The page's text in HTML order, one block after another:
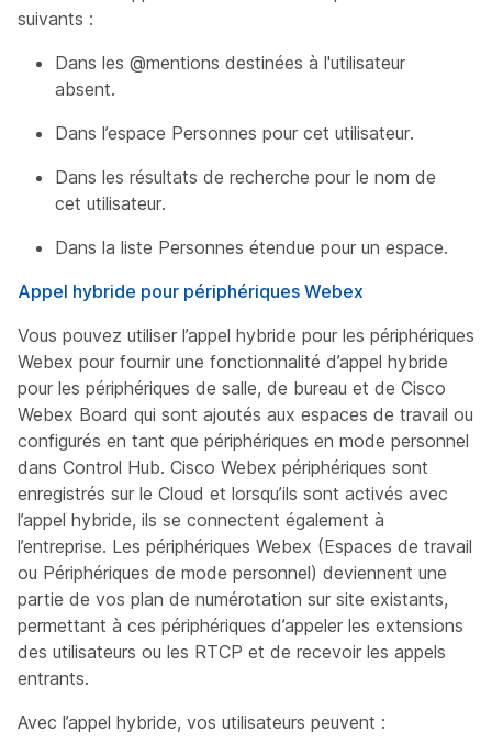
suivants :
Dans les @mentions destinées à l'utilisateur
absent.
Dans l’espace Personnes pour cet utilisateur.
Dans les résultats de recherche pour le nom de
cet utilisateur.
Dans la liste Personnes étendue pour un espace.
Appel hybride pour périphériques Webex
Vous pouvez utiliser l’appel hybride pour les périphériques
Webex pour fournir une fonctionnalité d’appel hybride
pour les périphériques de salle, de bureau et de Cisco
Webex Board qui sont ajoutés aux espaces de travail ou
configurés en tant que périphériques en mode personnel
dans Control Hub. Cisco Webex périphériques sont
enregistrés sur le Cloud et lorsqu’ils sont activés avec
l’appel hybride, ils se connectent également à
l’entreprise. Les périphériques Webex (Espaces de travail
ou Périphériques de mode personnel) deviennent une
partie de vos plan de numérotation sur site existants,
permettant à ces périphériques d’appeler les extensions
des utilisateurs ou les RTCP et de recevoir les appels
entrants.
Avec l’appel hybride, vos utilisateurs peuvent :